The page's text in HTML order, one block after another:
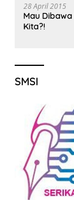
28 April 2015
Mau
Kita?!
SMSI